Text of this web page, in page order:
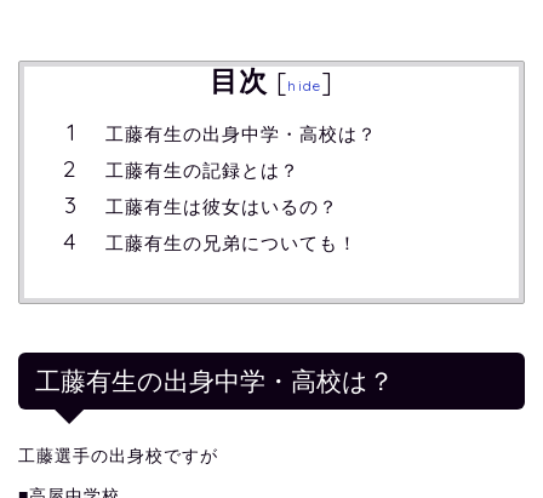
目次 [hide]
工藤有生の出身中学・高校は？
工藤有生の記録とは？
工藤有生は彼女はいるの？
工藤有生の兄弟についても！
工藤有生の出身中学・高校は？
工藤選手の出身校ですが